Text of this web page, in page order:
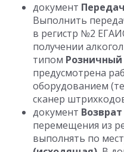
документ
Выполнить
в регистр №2
получении
типом Розничный
предусмотрена
оборудованием
сканер
документ
перемещения из
выполнять по